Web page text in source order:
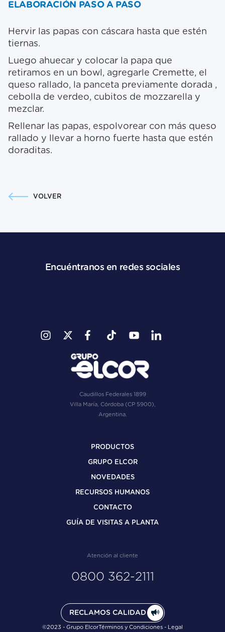
ELABORACIÓN PASO A PASO
Hervir las papas con cáscara hasta que estén
tiernas.
Luego ahuecar y colocar la papa que
retiramos en un bowl, agregarle Cremette, el
queso rallado, la panceta previamente dorada ,
cebolla de verdeo, cubitos de mozzarella y
mezclar.
Rellenar las papas, espolvorear con más queso
rallado y llevar a horno fuerte hasta que estén
doraditas.
VOLVER
Encuéntranos en redes sociales
Caudillos Federales 1899
Villa María, Córdoba (CP 5900),
Argentina.
PRODUCTOS
GRUPO ELCOR
NOVEDADES
RECURSOS HUMANOS
CONTACTO
GUÍA DE VISITAS A PLANTA
Atención al cliente
0800 362-2111
RECLAMOS CALIDAD
©2023 - Grupo ElcorTérminos y Condiciones - Legal